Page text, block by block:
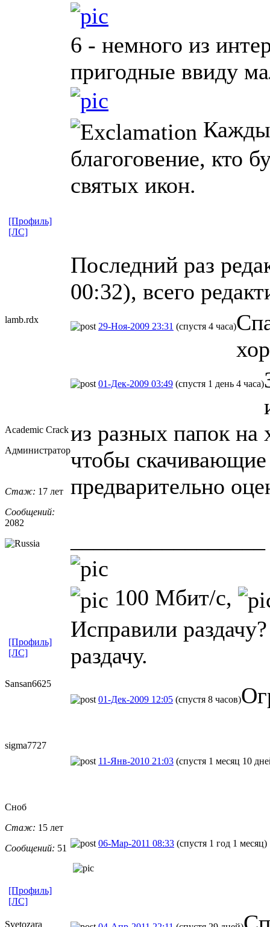
6 - немного из
пригодные ввиду
благоговение, кто
святых икон.
Последний раз
00:32), всего
[Профиль]
[ЛС]
lamb.rdx
29-Ноя-2009 23:31 (спустя 4 часа)
Academic Crack
Администратор
Стаж: 17 лет
Сообщений:
2082
01-Дек-2009 03:49 (спустя 1 день 4 часа)
из разных папок на
чтобы
предварительно
100 Мбит/с,
Исправили
раздачу.
[Профиль]
[ЛС]
Sansan6625
01-Дек-2009 12:05 (спустя 8 часов)
sigma7727
11-Янв-2010 21:03 (спустя 1 месяц 10
Сноб
Стаж: 15 лет
Сообщений: 51 06-Мар-2011 08:33 (спустя 1 год 1 месяц)
[Профиль]
[ЛС]
Svetozara